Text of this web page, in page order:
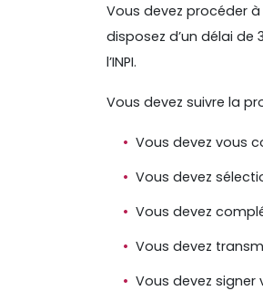
Vous devez procéder
disposez d’un délai
l’INPI.
Vous devez suivre la
Vous devez vous
Vous devez
Vous devez
Vous devez
Vous devez